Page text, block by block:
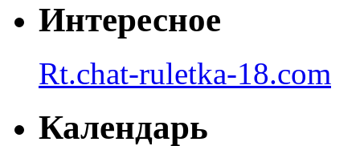
Интересное
Rt.chat-ruletka-18.com
Календарь